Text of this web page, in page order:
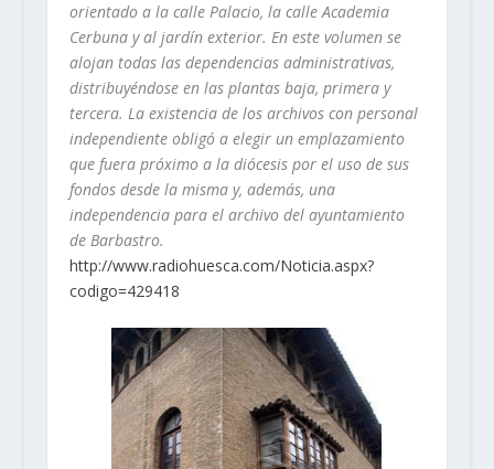
orientado a la calle Palacio, la calle Academia
Cerbuna y al jardín exterior. En este volumen se
alojan todas las dependencias administrativas,
distribuyéndose en las plantas baja, primera y
tercera. La existencia de los archivos con personal
independiente obligó a elegir un emplazamiento
que fuera próximo a la diócesis por el uso de sus
fondos desde la misma y, además, una
independencia para el archivo del ayuntamiento
de Barbastro.
http://www.radiohuesca.com/Noticia.aspx?
codigo=429418